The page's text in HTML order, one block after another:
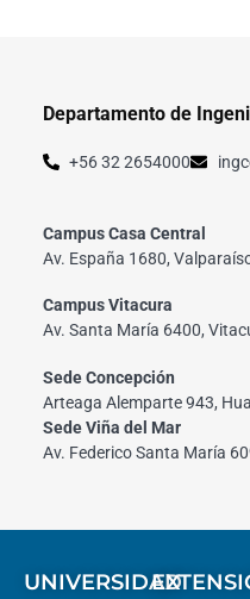
Departamento de
+56 32 2654000
Campus Casa Central
Av. España 1680,
Campus Vitacura
Av. Santa María 6400,
Sede Concepción
Arteaga Alemparte 943,
Sede Viña del Mar
Av. Federico Santa María
UNIVERSIDAD